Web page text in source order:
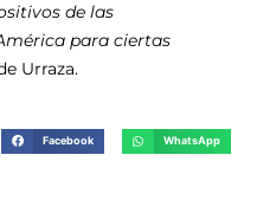
de las
para ciertas
Urraza.
Facebook WhatsApp